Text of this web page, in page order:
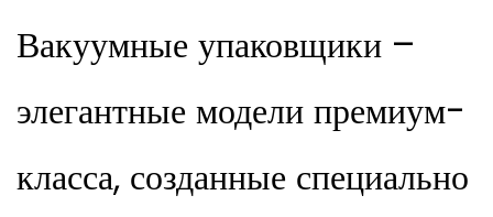
Вакуумные упаковщики –
элегантные модели премиум-
класса, созданные специально